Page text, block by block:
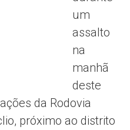
um
assalto
na
manhã
deste
da Rodovia
próximo ao distrito